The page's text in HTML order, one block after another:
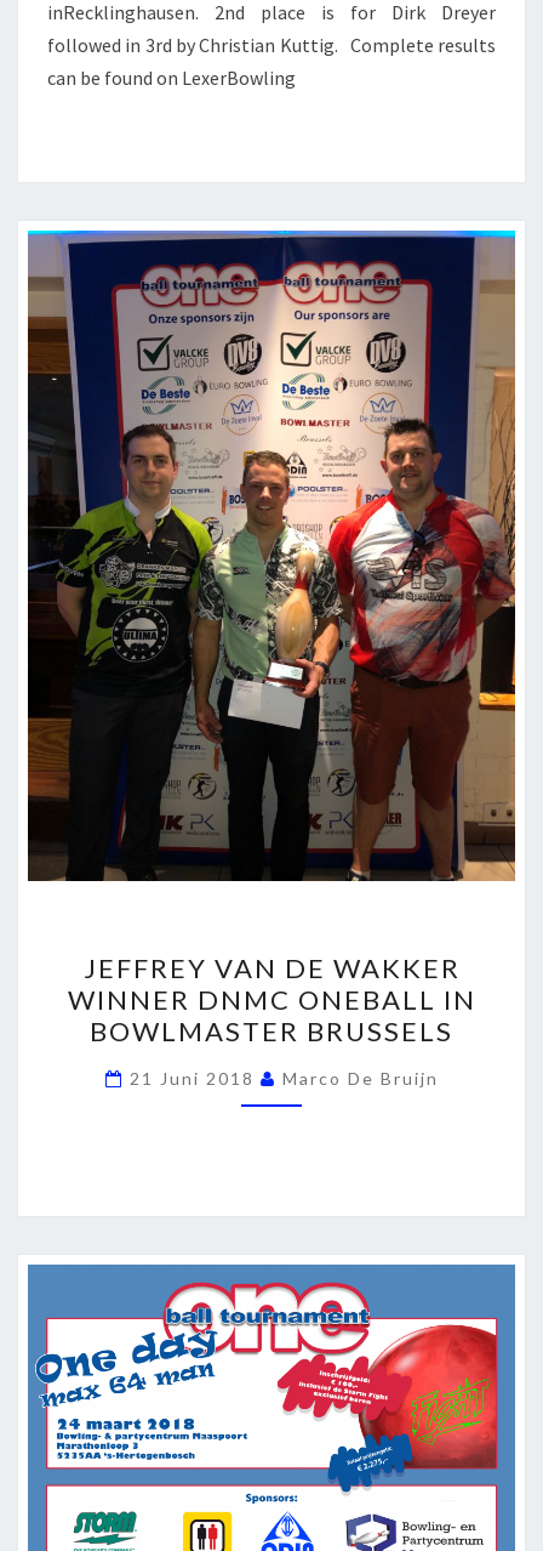
inRecklinghausen. 2nd place is for Dirk Dreyer
followed in 3rd by Christian Kuttig. Complete results
can be found on LexerBowling
VAN
DE
WAKKER
WINNER
DNMC
JEFFREY VAN DE WAKKER
WINNER DNMC ONEBALL IN
BOWLMASTER BRUSSELS
21 Juni 2018 Marco De Bruijn